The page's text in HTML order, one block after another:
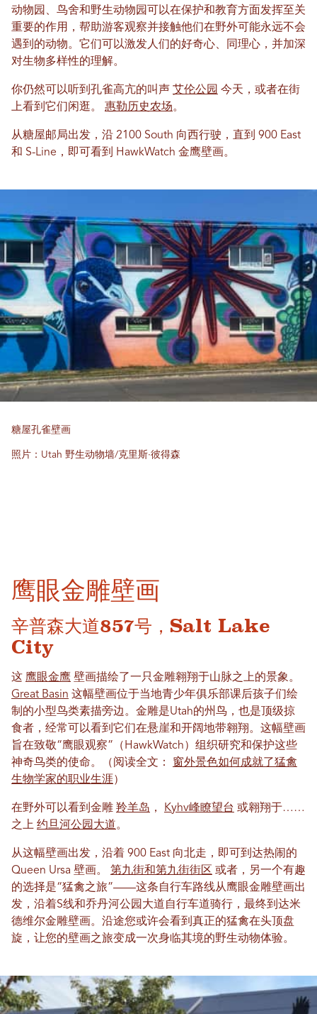
动物园、鸟舍和野生动物园可以在保护和教育方面发挥至关
重要的作用，帮助游客观察并接触他们在野外可能永远不会
遇到的动物。它们可以激发人们的好奇心、同理心，并加深
对生物多样性的理解。
你仍然可以听到孔雀高亢的叫声 艾伦公园 今天，或者在街
上看到它们闲逛。 惠勒历史农场。
从糖屋邮局出发，沿 2100 South 向西行驶，直到 900 East
和 S-Line，即可看到 HawkWatch 金鹰壁画。
糖屋孔雀壁画
照片：Utah 野生动物墙/克里斯·彼得森
鹰眼金雕壁画
辛普森大道857号，Salt Lake
City
这 鹰眼金鹰 壁画描绘了一只金雕翱翔于山脉之上的景象。
Great Basin 这幅壁画位于当地青少年俱乐部课后孩子们绘
制的小型鸟类素描旁边。金雕是Utah的州鸟，也是顶级掠
食者，经常可以看到它们在悬崖和开阔地带翱翔。这幅壁画
旨在致敬“鹰眼观察”（HawkWatch）组织研究和保护这些
神奇鸟类的使命。（阅读全文： 窗外景色如何成就了猛禽
生物学家的职业生涯）
在野外可以看到金雕 羚羊岛 ， Kyhv峰瞭望台 或翱翔于……
之上 约旦河公园大道。
从这幅壁画出发，沿着 900 East 向北走，即可到达热闹的
Queen Ursa 壁画。 第九街和第九街街区 或者，另一个有趣
的选择是“猛禽之旅”——这条自行车路线从鹰眼金雕壁画出
发，沿着S线和乔丹河公园大道自行车道骑行，最终到达米
德维尔金雕壁画。沿途您或许会看到真正的猛禽在头顶盘
旋，让您的壁画之旅变成一次身临其境的野生动物体验。